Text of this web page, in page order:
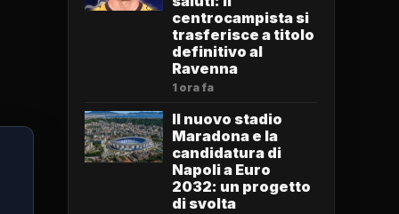
centrocampista si
trasferisce a titolo
definitivo al
Ravenna
1 ora fa
Il nuovo stadio
Maradona e la
candidatura di
Napoli a Euro
2032: un progetto
di svolta